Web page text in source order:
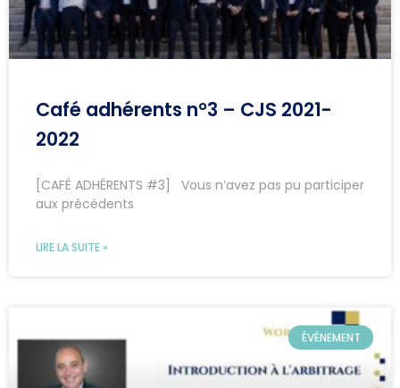
Café adhérents n°3 – CJS 2021-
2022
[CAFÉ ADHÉRENTS #3] Vous n’avez pas pu participer
aux précédents
LIRE LA SUITE »
ÉVÉNEMENT